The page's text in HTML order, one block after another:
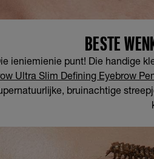
BESTE
ieniemienie punt! Die handige
Ultra Slim Defining Eyebrow
bruinachtige